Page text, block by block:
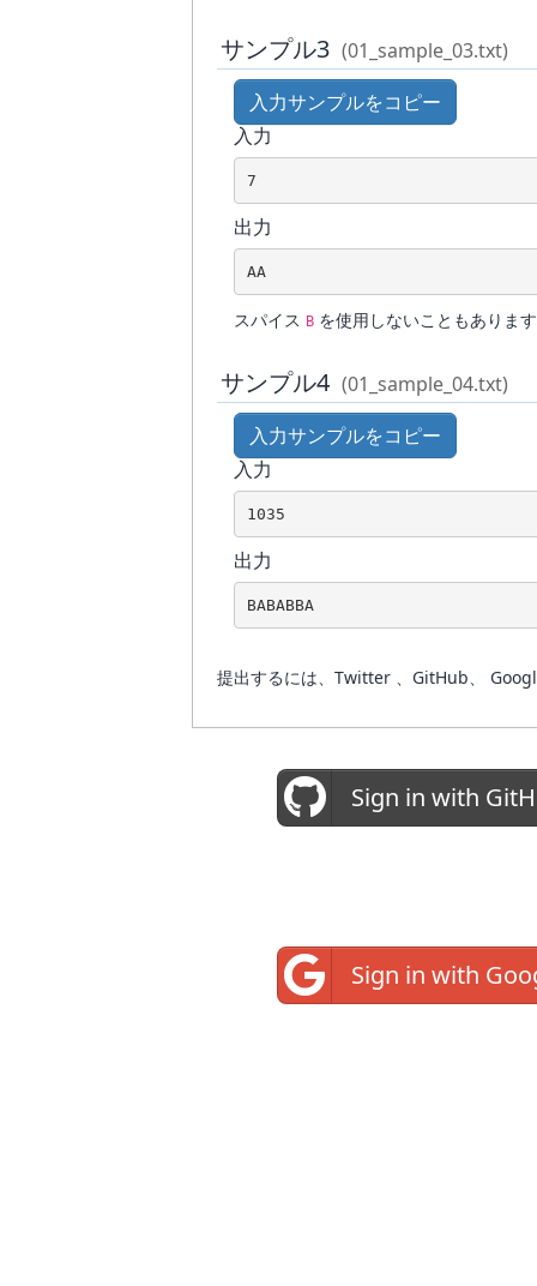
サンプル3 (01_sample_03.txt)
入力サンプルをコピー
入力
7
出力
AA
スパイス B を使用しないこともありま
サンプル4 (01_sample_04.txt)
入力サンプルをコピー
入力
1035
出力
BABABBA
提出するには、Twitter 、GitHub、
Sign in with
Sign in with